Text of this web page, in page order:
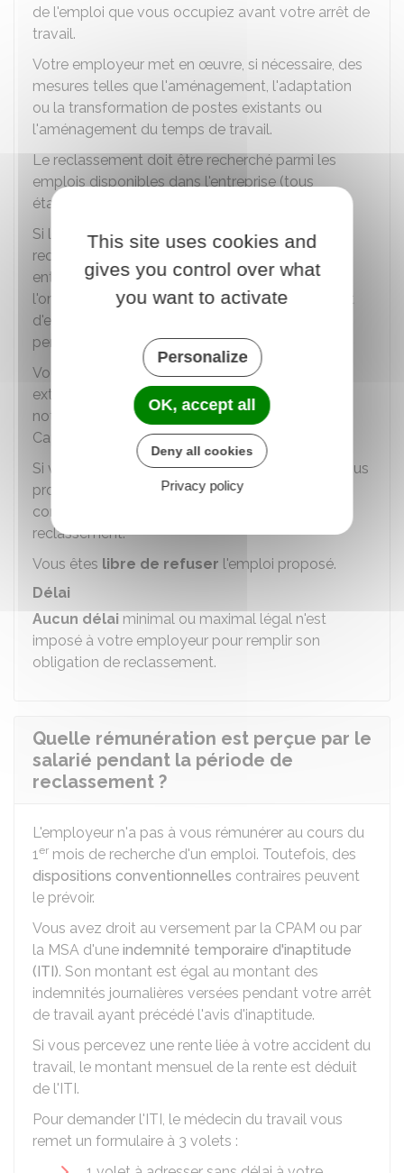
de l'emploi que vous occupiez avant votre arrêt de
travail.
Votre employeur met en œuvre, si nécessaire, des
mesures telles que l'aménagement, l'adaptation
ou la transformation de postes existants ou
l'aménagement du temps de travail.
Le reclassement doit être recherché parmi les
emplois disponibles dans l'entreprise (tous
établissements et tous secteurs confondus).
Si l'entreprise appartient à un groupe, le
reclassement doit aussi être recherché parmi les
entreprises situées en France dont les activités,
l'organisation ou le lieu d'exploitation permettent
d'effectuer un échange de tout ou partie du
personnel.
Vous pouvez bénéficier d'un accompagnement
externe dans votre recherche de reclassement,
notamment par les services de santé au travail,
Cap emploi ou France Travail.
Si votre employeur est dans l'impossibilité de vous
proposer un autre emploi, il doit vous faire
connaître par écrit les motifs qui s'opposent au
reclassement.
Vous êtes libre de refuser l'emploi proposé.
Délai
Aucun délai minimal ou maximal légal n'est
imposé à votre employeur pour remplir son
obligation de reclassement.
Quelle rémunération est perçue par le
salarié pendant la période de
reclassement ?
L'employeur n'a pas à vous rémunérer au cours du
1er mois de recherche d'un emploi. Toutefois, des
dispositions conventionnelles contraires peuvent
le prévoir.
Vous avez droit au versement par la CPAM ou par
la MSA d'une indemnité temporaire d'inaptitude
(ITI). Son montant est égal au montant des
indemnités journalières versées pendant votre arrêt
de travail ayant précédé l'avis d'inaptitude.
Si vous percevez une rente liée à votre accident du
travail, le montant mensuel de la rente est déduit
de l'ITI.
Pour demander l'ITI, le médecin du travail vous
remet un formulaire à 3 volets :
This site uses cookies and
gives you control over what
you want to activate
Personalize
OK, accept all
Deny all cookies
Privacy policy